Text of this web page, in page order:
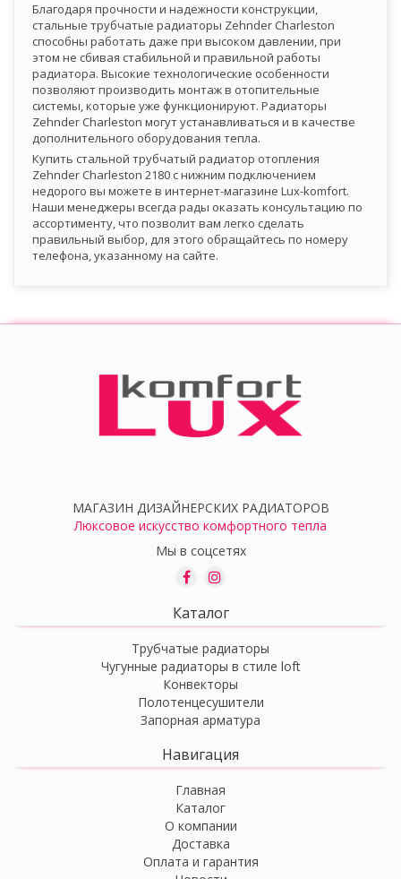
Благодаря прочности и надежности конструкции,
стальные трубчатые радиаторы Zehnder Charleston
способны работать даже при высоком давлении, при
этом не сбивая стабильной и правильной работы
радиатора. Высокие технологические особенности
позволяют производить монтаж в отопительные
системы, которые уже функционируют. Радиаторы
Zehnder Charleston могут устанавливаться и в качестве
дополнительного оборудования тепла.
Купить стальной трубчатый радиатор отопления
Zehnder Charleston 2180 с нижним подключением
недорого вы можете в интернет-магазине Lux-komfort.
Наши менеджеры всегда рады оказать консультацию по
ассортименту, что позволит вам легко сделать
правильный выбор, для этого обращайтесь по номеру
телефона, указанному на сайте.
МАГАЗИН ДИЗАЙНЕРСКИХ РАДИАТОРОВ
Люксовое искусство комфортного тепла
Мы в соцсетях
Каталог
Трубчатые радиаторы
Чугунные радиаторы в стиле loft
Конвекторы
Полотенцесушители
Запорная арматура
Навигация
Главная
Каталог
О компании
Доставка
Оплата и гарантия